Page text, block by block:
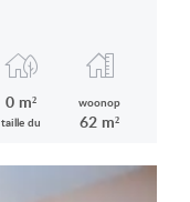
0 m²
taille du
woonop
62 m²